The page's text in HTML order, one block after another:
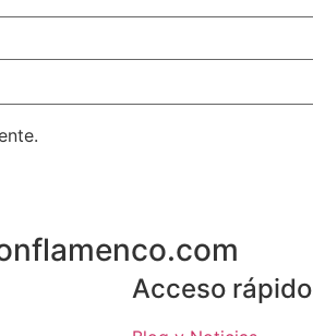
Acceso rápido